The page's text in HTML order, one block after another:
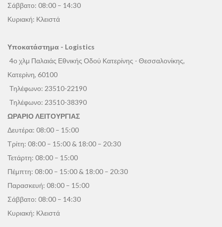
Σάββατο: 08:00 – 14:30
Κυριακή: Κλειστά
Υποκατάστημα - Logistics
4ο χλμ Παλαιάς Εθνικής Οδού Κατερίνης - Θεσσαλονίκης,
Κατερίνη, 60100
Τηλέφωνο: 23510-22190
Τηλέφωνο: 23510-38390
ΩΡΑΡΙΟ ΛΕΙΤΟΥΡΓΙΑΣ
Δευτέρα: 08:00 – 15:00
Τρίτη: 08:00 – 15:00 & 18:00 – 20:30
Τετάρτη: 08:00 – 15:00
Πέμπτη: 08:00 – 15:00 & 18:00 – 20:30
Παρασκευή: 08:00 – 15:00
Σάββατο: 08:00 – 14:30
Κυριακή: Κλειστά